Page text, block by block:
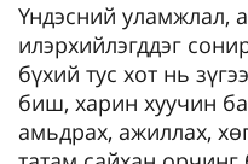
Үндэсний уламжлал,
илэрхийлэгддэг
бүхий тус хот нь
биш, харин хуучин
амьдрах, ажиллах,